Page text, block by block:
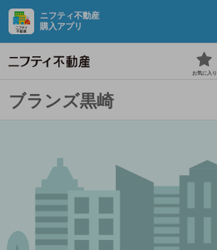
ニフティ不動産
購入アプリ
お気に入り
ブランズ黒崎